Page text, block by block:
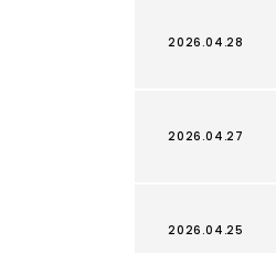
2026.04.28
2026.04.27
2026.04.25